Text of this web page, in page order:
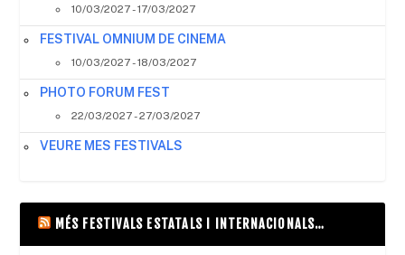
10/03/2027 - 17/03/2027
FESTIVAL OMNIUM DE CINEMA
10/03/2027 - 18/03/2027
PHOTO FORUM FEST
22/03/2027 - 27/03/2027
VEURE MES FESTIVALS
MÉS FESTIVALS ESTATALS I INTERNACIONALS…